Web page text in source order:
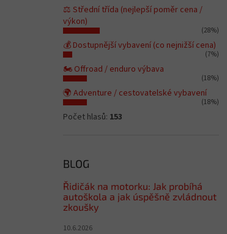
⚖️ Střední třída (nejlepší poměr cena /
výkon)
(28%)
💰 Dostupnější vybavení (co nejnižší cena)
(7%)
🏍️ Offroad / enduro výbava
(18%)
🌍 Adventure / cestovatelské vybavení
(18%)
Počet hlasů: 153
BLOG
Řidičák na motorku: Jak probíhá
autoškola a jak úspěšně zvládnout
zkoušky
10.6.2026